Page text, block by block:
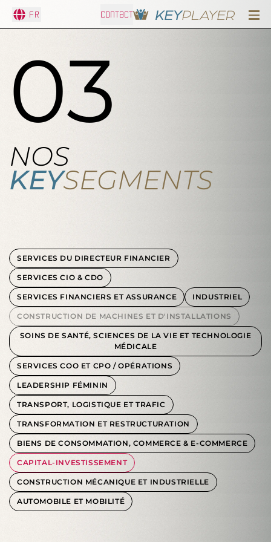
Fr CONTACT
03
NOS
KEYSEGMENTS
SERVICES DU DIRECTEUR FINANCIER
SERVICES CIO & CDO
SERVICES FINANCIERS ET ASSURANCE INDUSTRIEL
CONSTRUCTION DE MACHINES ET D'INSTALLATIONS
SOINS DE SANTÉ, SCIENCES DE LA VIE ET TECHNOLOGIE
MÉDICALE
SERVICES COO ET CPO / OPÉRATIONS
LEADERSHIP FÉMININ
TRANSPORT, LOGISTIQUE ET TRAFIC
TRANSFORMATION ET RESTRUCTURATION
BIENS DE CONSOMMATION, COMMERCE & E-COMMERCE
CAPITAL-INVESTISSEMENT
CONSTRUCTION MÉCANIQUE ET INDUSTRIELLE
AUTOMOBILE ET MOBILITÉ